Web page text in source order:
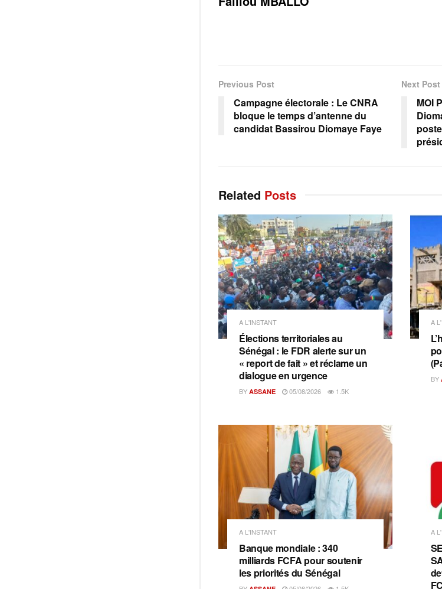
Previous Post
Campagne électorale : Le CNRA
bloque le temps d’antenne du
candidat Bassirou Diomaye Faye
Next Post
MOI
Related Posts
A L'INSTANT
Élections territoriales au
Sénégal : le FDR alerte sur un
« report de fait » et réclame un
dialogue en urgence
BY ASSANE 05/08/2026 1.5K
A
BY
A L'INSTANT
Banque mondiale : 340
milliards FCFA pour soutenir
les priorités du Sénégal
A